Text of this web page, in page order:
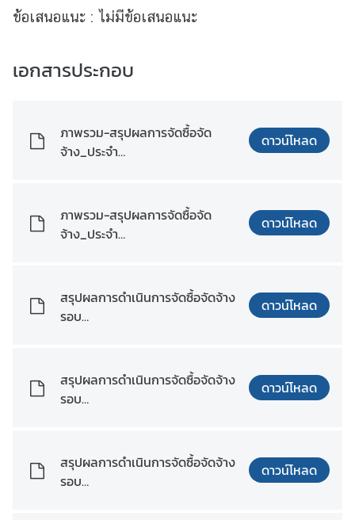
ภ
คี
า
ว
มิ
ว
น่
ข้อเสนอแนะ : ไม่มีข้อเสนอแนะ
เอกสารประกอบ
ภาพรวม-สรุปผลการจัดซื้อจัด
จ้าง_ประจำ
ดาวน์โหลด
ภาพรวม-สรุปผลการจัดซื้อจัด
จ้าง_ประจำ
ดาวน์โหลด
สรุปผลการดำเนินการจัดซื้อจัดจ้าง
รอบ
ดาวน์โหลด
สรุปผลการดำเนินการจัดซื้อจัดจ้าง
รอบ
ดาวน์โหลด
สรุปผลการดำเนินการจัดซื้อจัดจ้าง
รอบ
ดาวน์โหลด